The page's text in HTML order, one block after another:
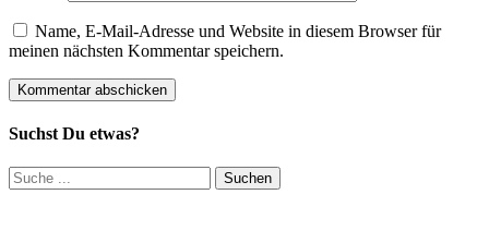
Name, E-Mail-Adresse und Website in diesem Browser für
meinen nächsten Kommentar speichern.
Suchst Du etwas?
Suchen
nach: